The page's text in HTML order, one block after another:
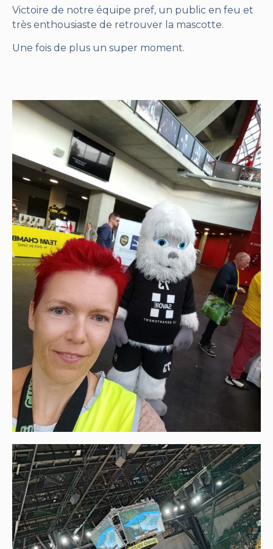
Victoire de notre équipe pref, un public en feu et
très enthousiaste de retrouver la mascotte.
Une fois de plus un super moment.